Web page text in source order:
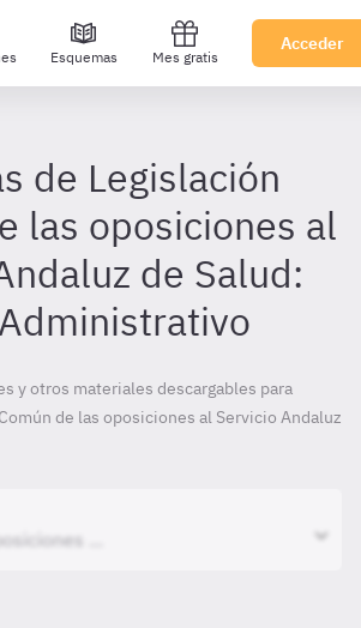
Esquemas Mes gratis
Acceder
de Legislación
las oposiciones al
de Salud:
y otros materiales descargables para
de las oposiciones al Servicio Andaluz